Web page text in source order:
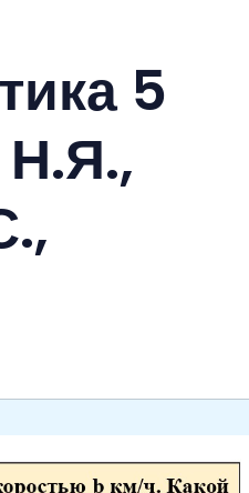
5
Н.Я.,